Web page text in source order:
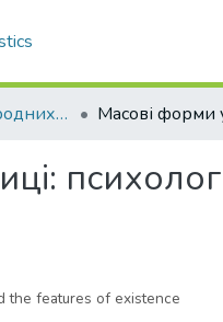
Факультет міжнародних відносин, політології та соціології
the features of existence